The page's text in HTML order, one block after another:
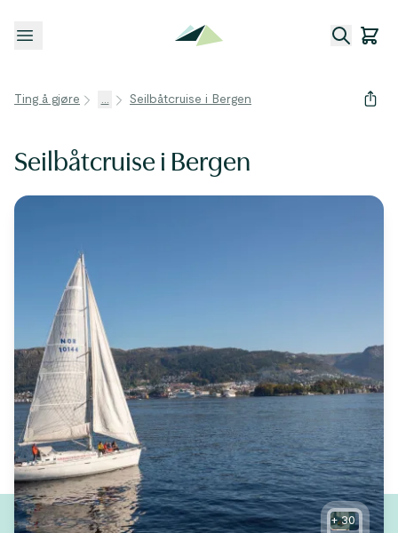
Åpne meny
Ting å gjøre ... Seilbåtcruise i Bergen
Seilbåtcruise i Bergen
+30